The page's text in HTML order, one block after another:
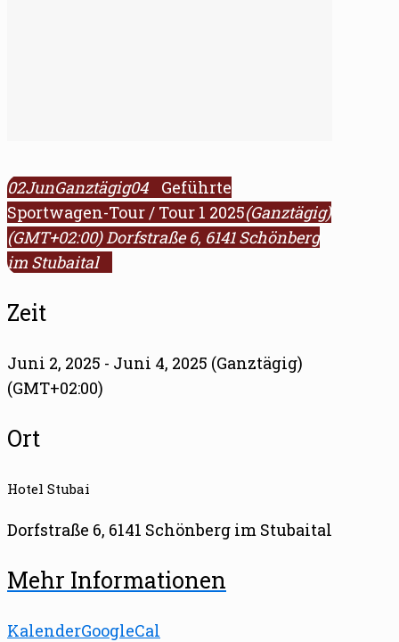
02JunGanztägig04
Geführte
Sportwagen-Tour / Tour 1 2025(Ganztägig)
(GMT+02:00)Dorfstraße 6, 6141 Schönberg
im Stubaital
Zeit
Juni 2, 2025 - Juni 4, 2025 (Ganztägig)
(GMT+02:00)
Ort
Hotel Stubai
Dorfstraße 6, 6141 Schönberg im Stubaital
Mehr Informationen
KalenderGoogleCal